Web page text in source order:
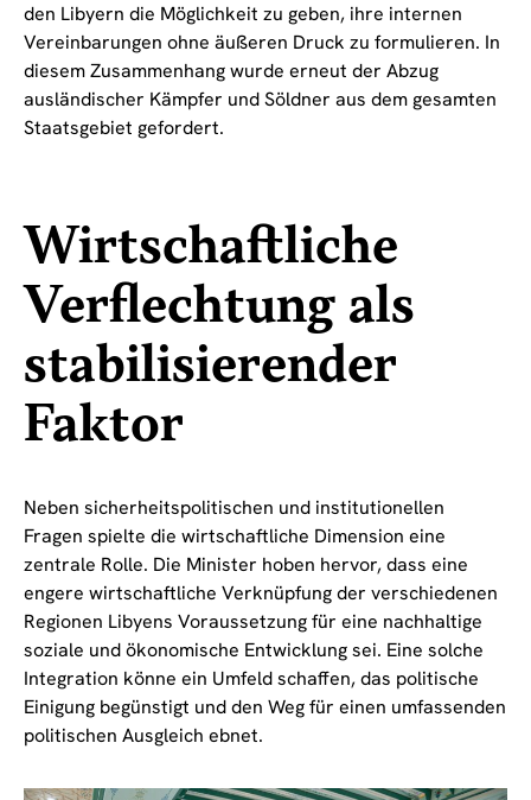
den Libyern die Möglichkeit zu geben, ihre internen
Vereinbarungen ohne äußeren Druck zu formulieren. In
diesem Zusammenhang wurde erneut der Abzug
ausländischer Kämpfer und Söldner aus dem gesamten
Staatsgebiet gefordert.
Wirtschaftliche
Verflechtung als
stabilisierender
Faktor
Neben sicherheitspolitischen und institutionellen
Fragen spielte die wirtschaftliche Dimension eine
zentrale Rolle. Die Minister hoben hervor, dass eine
engere wirtschaftliche Verknüpfung der verschiedenen
Regionen Libyens Voraussetzung für eine nachhaltige
soziale und ökonomische Entwicklung sei. Eine solche
Integration könne ein Umfeld schaffen, das politische
Einigung begünstigt und den Weg für einen umfassenden
politischen Ausgleich ebnet.